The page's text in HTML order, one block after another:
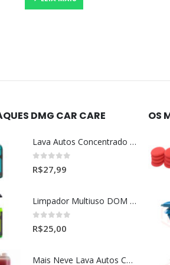
COMPRAR
DMG CAR CARE
0out of 5
27,99
0out of 5
25,00